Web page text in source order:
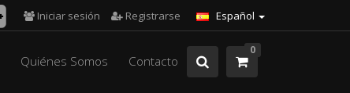
Español
Iniciar sesión Registrarse
Quiénes Somos Contacto
0